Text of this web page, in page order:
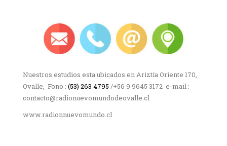
Nuestros estudios esta ubicados en Ariztía Oriente 170,
Ovalle, Fono : (53) 263 4795 /+56 9 9645 3172 e-mail :
contacto@radionuevomundodeovalle.cl
www.radionnuevomundo.cl